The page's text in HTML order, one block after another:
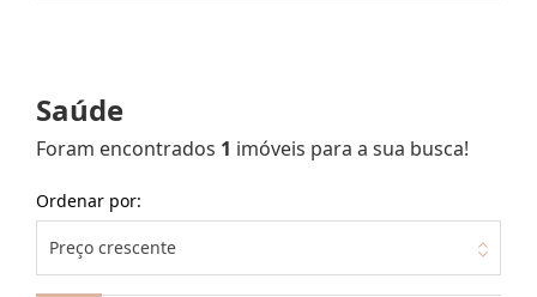
Saúde
Foram encontrados 1 imóveis para a sua busca!
Ordenar por:
Preço crescente